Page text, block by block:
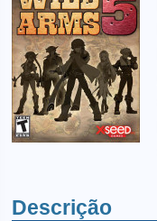
Descrição